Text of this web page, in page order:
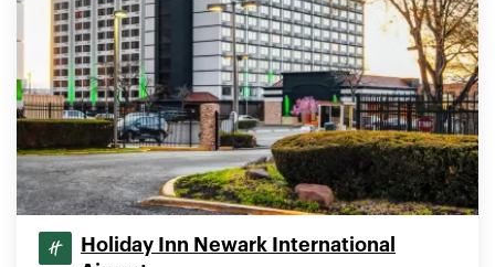
Holiday Inn Newark International